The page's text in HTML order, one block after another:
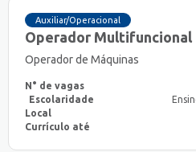
Auxiliar/Operacional
Operador Multifuncional
Operador de Máquinas
N° de vagas
Escolaridade
Local
Currículo até